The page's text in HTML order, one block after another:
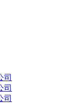
司
司
司